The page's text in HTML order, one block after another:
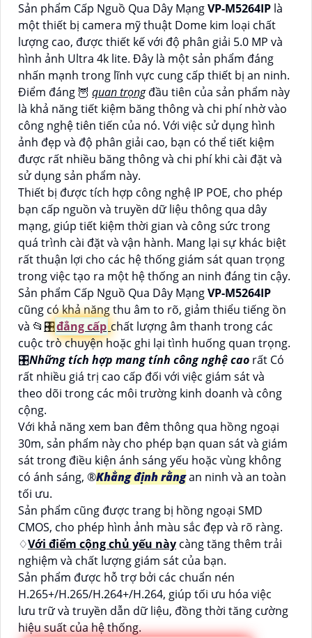
Sản phẩm Cấp Nguồ Qua Dây MạngVP-M5264IP là
một thiết bị camera mỹ thuật Dome kim loại chất
lượng cao, được thiết kế với độ phân giải 5.0 MP và
hình ảnh Ultra 4k lite. Đây là một sản phẩm đáng
nhấn mạnh trong lĩnh vực cung cấp thiết bị an ninh.
Điểm đáng 🦉 quan trọngđầu tiên của sản phẩm này
là khả năng tiết kiệm băng thông và chi phí nhờ vào
công nghệ tiên tiến của nó. Với việc sử dụng hình
ảnh đẹp và độ phân giải cao, bạn có thể tiết kiệm
được rất nhiều băng thông và chi phí khi cài đặt và
sử dụng sản phẩm này.
Thiết bị được tích hợp công nghệ IP POE, cho phép
bạn cấp nguồn và truyền dữ liệu thông qua dây
mạng, giúp tiết kiệm thời gian và công sức trong
quá trình cài đặt và vận hành. Mang lại sự khác biệt
rất thuận lợi cho các hệ thống giám sát quan trọng
trong việc tạo ra một hệ thống an ninh đáng tin cậy.
Sản phẩm Cấp Nguồ Qua Dây MạngVP-M5264IP
cũng có khả năng thu âm to rõ, giảm thiểu tiếng ồn
và 📂 🎛đẳng cấp chất lượng âm thanh trong các
cuộc trò chuyện hoặc ghi lại tình huống quan trọng.
🎛Những tích hợp mang tính công nghệ cao rất Có
rất nhiều giá trị cao cấp đối với việc giám sát và
theo dõi trong các môi trường kinh doanh và công
cộng.
Với khả năng xem ban đêm thông qua hồng ngoại
30m, sản phẩm này cho phép bạn quan sát và giám
sát trong điều kiện ánh sáng yếu hoặc vùng không
có ánh sáng, ®️Khẳng định rằngan ninh và an toàn
tối ưu.
Sản phẩm cũng được trang bị hồng ngoại SMD
CMOS, cho phép hình ảnh màu sắc đẹp và rõ ràng.
♢Với điểm cộng chủ yếu này càng tăng thêm trải
nghiệm và chất lượng giám sát của bạn.
Sản phẩm được hỗ trợ bởi các chuẩn nén
H.265+/H.265/H.264+/H.264, giúp tối ưu hóa việc
lưu trữ và truyền dẫn dữ liệu, đồng thời tăng cường
hiệu suất của hệ thống.